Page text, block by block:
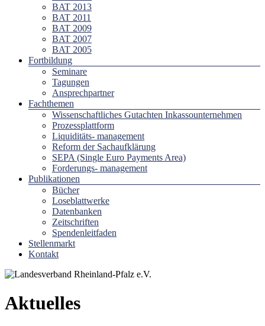
BAT 2013
BAT 2011
BAT 2009
BAT 2007
BAT 2005
Fortbildung
Seminare
Tagungen
Ansprechpartner
Fachthemen
Wissenschaftliches Gutachten Inkassounternehmen
Prozessplattform
Liquiditäts- management
Reform der Sachaufklärung
SEPA (Single Euro Payments Area)
Forderungs- management
Publikationen
Bücher
Loseblattwerke
Datenbanken
Zeitschriften
Spendenleitfaden
Stellenmarkt
Kontakt
Aktuelles